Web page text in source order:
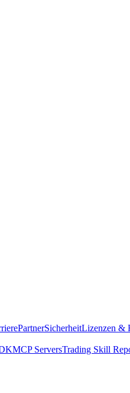
PartnerSicherheitLizenzen &
MCP ServersTrading Skill